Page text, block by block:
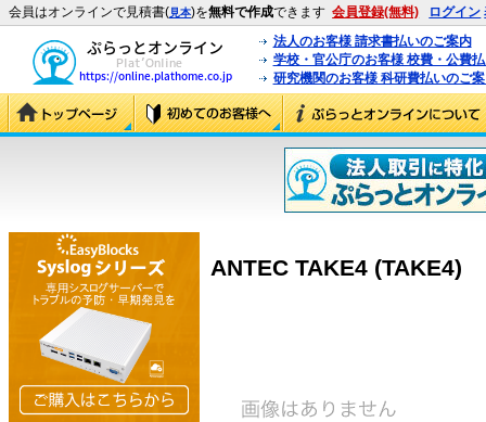
会員はオンラインで見積書(見本)を無料で作成できます 会員登録(無料) ログイン
法人のお客様 請求書払いのご案内
学校・官公庁のお客様 校費・公費
研究機関のお客様 科研費払いのご
ANTEC TAKE4 (TAKE4)